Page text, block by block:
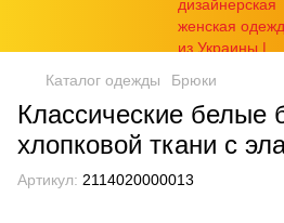
Каталог одежды Брюки
Классические белые
хлопковой ткани с
Артикул: 2114020000013